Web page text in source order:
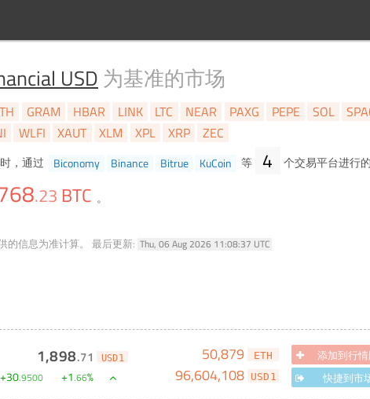
USD 为基准的市场
GRAM HBAR LINK LTC NEAR PAXG PEPE SOL
WLFI XAUT XLM XPL XRP ZEC
，通过 Biconomy Binance Bitrue KuCoin 等 4 个交易平台进行
.23 BTC 。
信息为准计算。 最后更新: Thu, 06 Aug 2026 11:08:37 UTC
1,898.71 USD1
+30.9500 +1.66%
50,879 ETH
96,604,108 USD1
添加到行
快捷到市